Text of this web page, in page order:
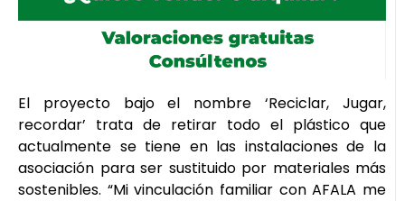
El proyecto bajo el nombre ‘Reciclar, Jugar,
recordar’ trata de retirar todo el plástico que
actualmente se tiene en las instalaciones de la
asociación para ser sustituido por materiales más
sostenibles. “Mi vinculación familiar con AFALA me